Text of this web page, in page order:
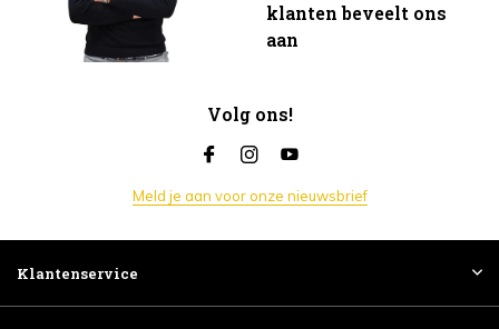
klanten beveelt ons
aan
Volg ons!
Meld je aan voor onze nieuwsbrief
Klantenservice